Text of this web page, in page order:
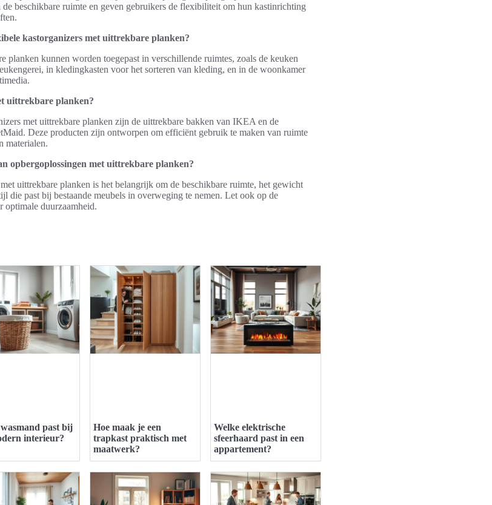
beschikbare ruimte en geven gebruikers de flexibiliteit om hun kastinrichting
kastorganizers met uittrekbare planken?
planken kunnen worden toegepast in verschillende ruimtes, zoals de keuken
in kledingkasten voor het sorteren van kleding, en in de woonkamer
uittrekbare planken?
met uittrekbare planken zijn de uittrekbare bakken van IKEA en de
Deze producten zijn ontworpen om efficiënt gebruik te maken van ruimte
materialen.
opbergoplossingen met uittrekbare planken?
uittrekbare planken is het belangrijk om de beschikbare ruimte, het gewicht
die past bij bestaande meubels in overweging te nemen. Let ook op de
optimale duurzaamheid.
past bij
interieur?
Hoe maak je een
trapkast praktisch met
maatwerk?
Welke elektrische
sfeerhaard past in een
appartement?